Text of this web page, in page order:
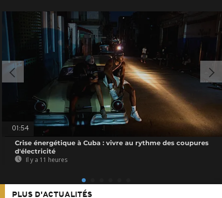
01:54
Crise énergétique à Cuba : vivre au rythme des coupures
d'électricité
Il y a 11 heures
PLUS D'ACTUALITÉS